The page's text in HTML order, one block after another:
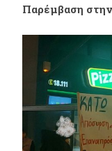
Παρέμβαση